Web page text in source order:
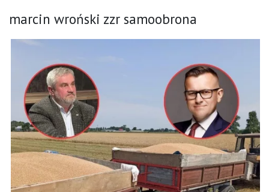
marcin wroński zzr samoobrona